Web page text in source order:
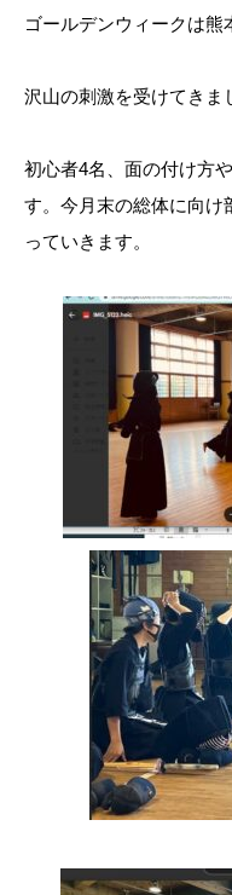
ゴールデンウィークは熊
沢山の刺激を受けてきま
初心者4名、面の付け方
す。今月末の総体に向け
っていきます。